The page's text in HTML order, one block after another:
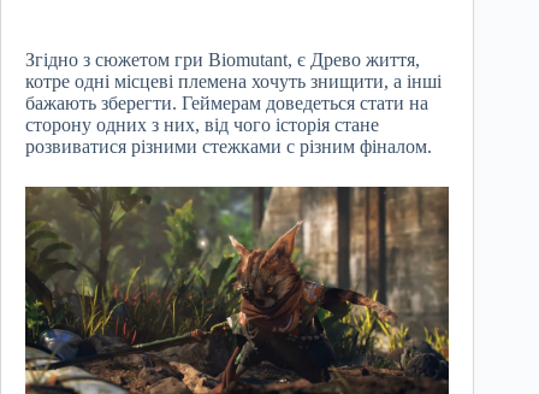
Згідно з сюжетом гри Biomutant, є Древо життя,
котре одні місцеві племена хочуть знищити, а інші
бажають зберегти. Геймерам доведеться стати на
сторону одних з них, від чого історія стане
розвиватися різними стежками с різним фіналом.